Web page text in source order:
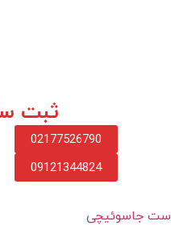
ثبت
02177526790
09121344824
ست جاسوئیچی